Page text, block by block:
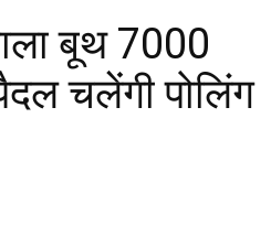
बूथ 7000
चलेंगी पोलिंग